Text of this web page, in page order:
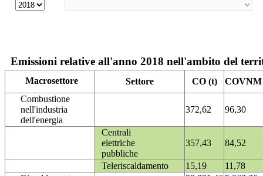
Emissioni relative all'anno 2018 nell'ambito del
Macrosettore Settore CO (t)
COVNM
Combustione
nell'industria
dell'energia
372,62 96,30
Centrali
elettriche
pubbliche
357,43 84,52
Teleriscaldamento 15,19
11,78